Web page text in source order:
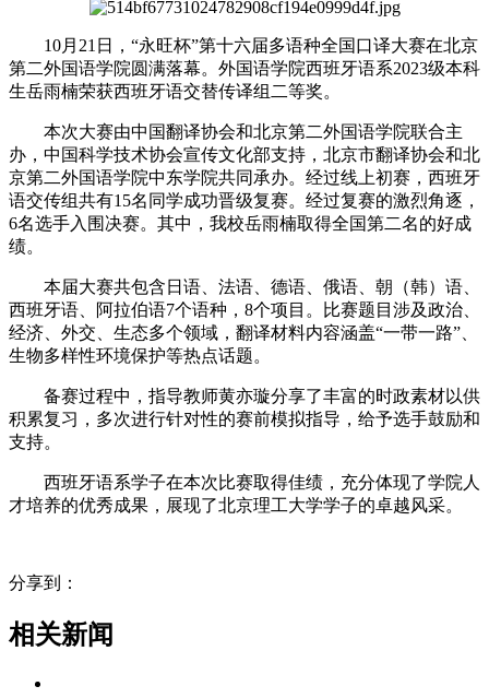
10月21日，“永旺杯”第十六届多语种全国口译大赛在北京
第二外国语学院圆满落幕。外国语学院西班牙语系2023级本科
生岳雨楠荣获西班牙语交替传译组二等奖。
本次大赛由中国翻译协会和北京第二外国语学院联合主
办，中国科学技术协会宣传文化部支持，北京市翻译协会和北
京第二外国语学院中东学院共同承办。经过线上初赛，西班牙
语交传组共有15名同学成功晋级复赛。经过复赛的激烈角逐，
6名选手入围决赛。其中，我校岳雨楠取得全国第二名的好成
绩。
本届大赛共包含日语、法语、德语、俄语、朝（韩）语、
西班牙语、阿拉伯语7个语种，8个项目。比赛题目涉及政治、
经济、外交、生态多个领域，翻译材料内容涵盖“一带一路”、
生物多样性环境保护等热点话题。
备赛过程中，指导教师黄亦璇分享了丰富的时政素材以供
积累复习，多次进行针对性的赛前模拟指导，给予选手鼓励和
支持。
西班牙语系学子在本次比赛取得佳绩，充分体现了学院人
才培养的优秀成果，展现了北京理工大学学子的卓越风采。
分享到：
相关新闻